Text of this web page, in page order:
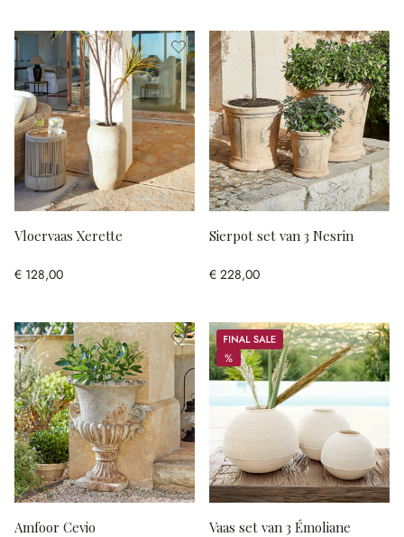
Vloervaas Xerette
€ 128,00
Sierpot set van 3 Nesrin
€ 228,00
Amfoor Cevio
Sale
%
%
Vaas set van 3 Émoliane